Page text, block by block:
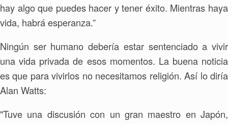
hay algo que puedes hacer y tener éxito. Mientras haya
vida, habrá esperanza.”
Ningún ser humano debería estar sentenciado a vivir
una vida privada de esos momentos. La buena noticia
es que para vivirlos no necesitamos religión. Así lo diría
Alan Watts:
"Tuve una discusión con un gran maestro en Japón,